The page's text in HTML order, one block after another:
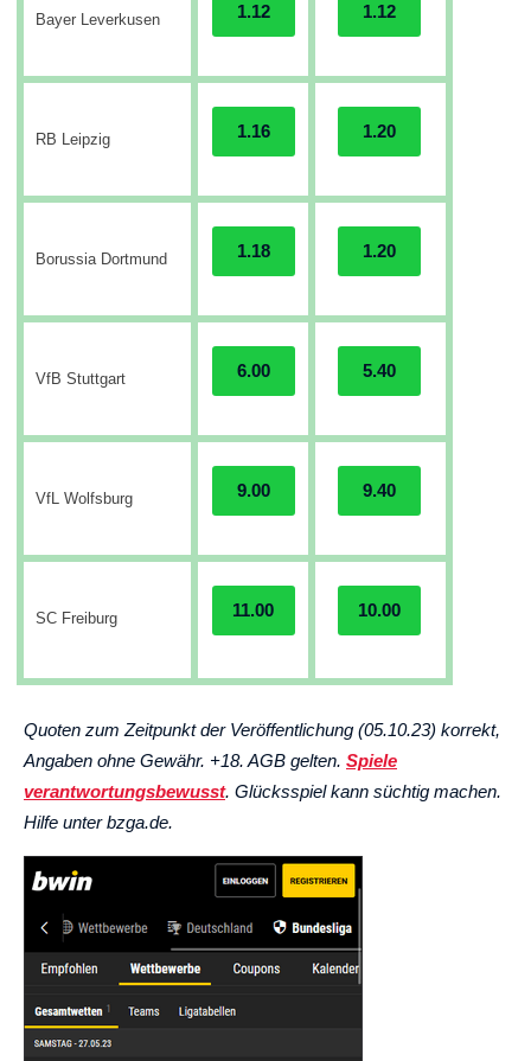
Bayer Leverkusen 1.12 1.12
RB Leipzig 1.16 1.20
Borussia Dortmund 1.18 1.20
VfB Stuttgart 6.00 5.40
VfL Wolfsburg 9.00 9.40
SC Freiburg 11.00 10.00
Quoten zum Zeitpunkt der Veröffentlichung (05.10.23) korrekt,
Angaben ohne Gewähr. +18. AGB gelten. Spiele
verantwortungsbewusst. Glücksspiel kann süchtig machen.
Hilfe unter bzga.de.